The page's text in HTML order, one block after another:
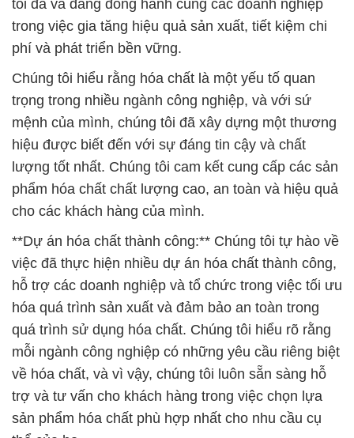
trọng trong nhiều ngành công nghiệp, và với sứ
mệnh của mình, chúng tôi đã xây dựng một thương
hiệu được biết đến với sự đáng tin cậy và chất
lượng tốt nhất. Chúng tôi cam kết cung cấp các sản
phẩm hóa chất chất lượng cao, an toàn và hiệu quả
cho các khách hàng của mình.
**Dự án hóa chất thành công:** Chúng tôi tự hào về
việc đã thực hiện nhiều dự án hóa chất thành công,
hỗ trợ các doanh nghiệp và tổ chức trong việc tối ưu
hóa quá trình sản xuất và đảm bảo an toàn trong
quá trình sử dụng hóa chất. Chúng tôi hiểu rõ rằng
mỗi ngành công nghiệp có những yêu cầu riêng biệt
về hóa chất, và vì vậy, chúng tôi luôn sẵn sàng hỗ
trợ và tư vấn cho khách hàng trong việc chọn lựa
sản phẩm hóa chất phù hợp nhất cho nhu cầu cụ
thể của họ.
Chúng tôi không chỉ cung cấp sản phẩm hóa chất
chất lượng, mà còn đặt sự an toàn và bảo vệ môi
trường là ưu tiên hàng đầu. Chúng tôi tuân thủ các